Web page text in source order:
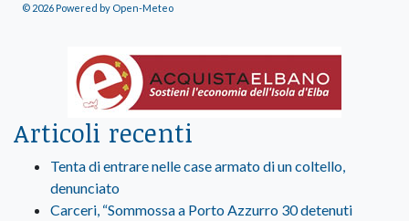
© 2026 Powered by Open-Meteo
Articoli recenti
Tenta di entrare nelle case armato di un coltello,
denunciato
Carceri, “Sommossa a Porto Azzurro 30 detenuti